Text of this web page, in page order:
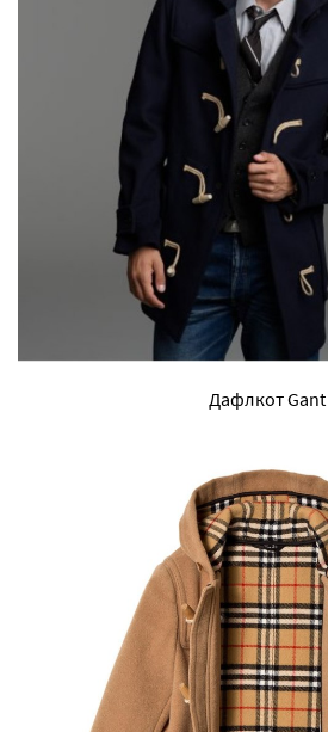
Дафлкот Gant